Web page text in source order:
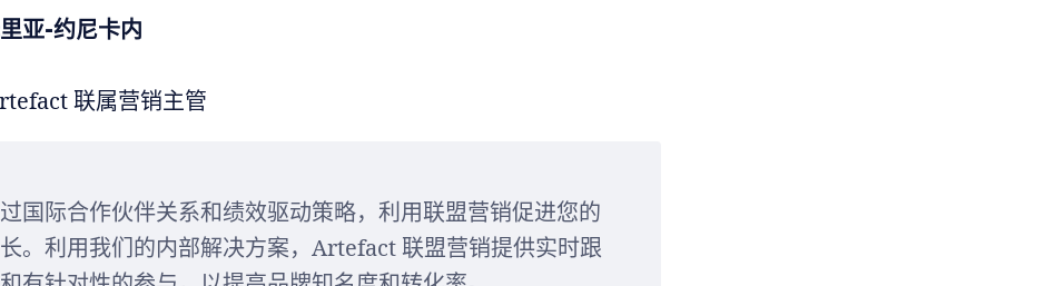
亚-约尼卡内
联属营销主管
国际合作伙伴关系和绩效驱动策略，利用联盟营销促进您的
。利用我们的内部解决方案，Artefact 联盟营销提供实时跟